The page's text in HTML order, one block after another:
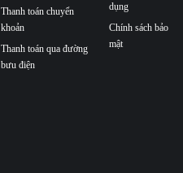
Thanh toán chuyển
khoản
Thanh toán qua đường
bưu điện
dụng
Chính sách bảo
mật